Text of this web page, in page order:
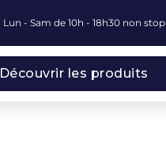
Lun - Sam de 10h - 18h30 non stop
Découvrir les produits